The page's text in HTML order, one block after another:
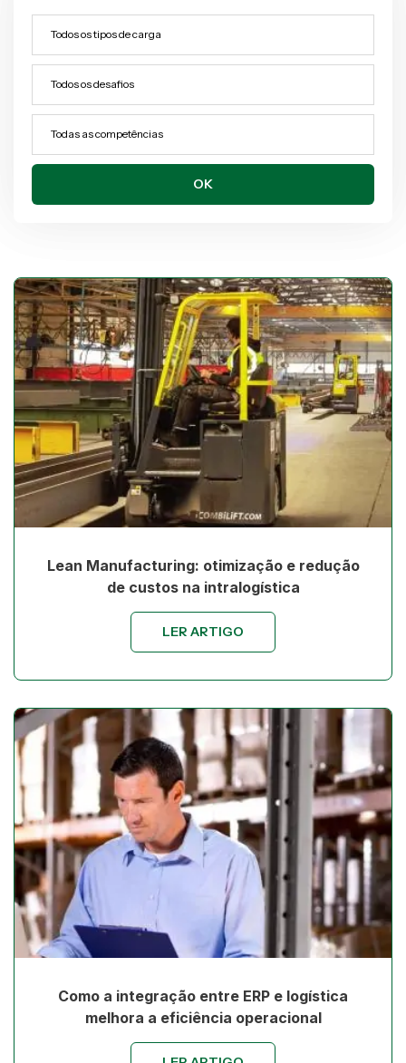
OK
Lean Manufacturing: otimização e redução
de custos na intralogística
LER ARTIGO
Como a integração entre ERP e logística
melhora a eficiência operacional